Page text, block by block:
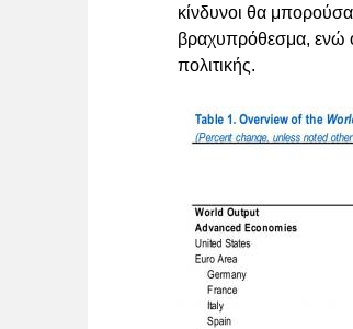
κίνδυνοι θα
βραχυπρόθεσμα, ενώ
πολιτικής.